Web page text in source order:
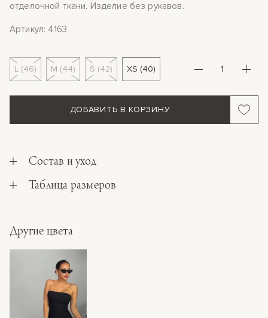
отделочной ткани. Изделие без рукавов.
Артикул: 4163
L (46) M (44) S (42) XS (40)
ДОБАВИТЬ В КОРЗИНУ
Состав и уход
Таблица размеров
Другие цвета